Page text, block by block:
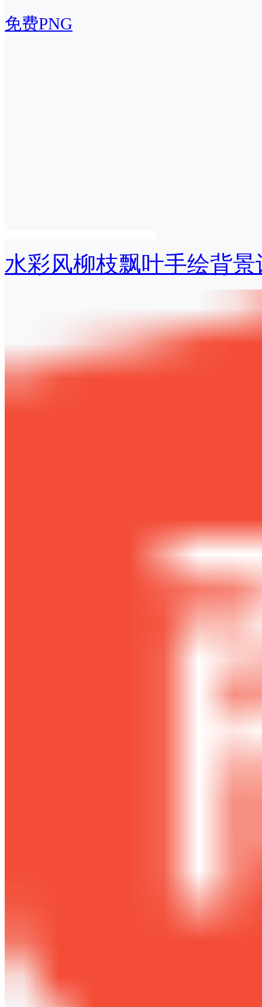
免费PNG
水彩风柳枝飘叶手绘背